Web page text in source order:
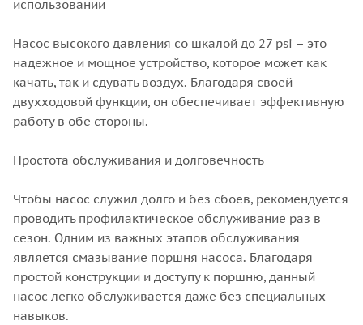
использовании
Насос высокого давления со шкалой до 27 psi – это
надежное и мощное устройство, которое может как
качать, так и сдувать воздух. Благодаря своей
двухходовой функции, он обеспечивает эффективную
работу в обе стороны.
Простота обслуживания и долговечность
Чтобы насос служил долго и без сбоев, рекомендуется
проводить профилактическое обслуживание раз в
сезон. Одним из важных этапов обслуживания
является смазывание поршня насоса. Благодаря
простой конструкции и доступу к поршню, данный
насос легко обслуживается даже без специальных
навыков.